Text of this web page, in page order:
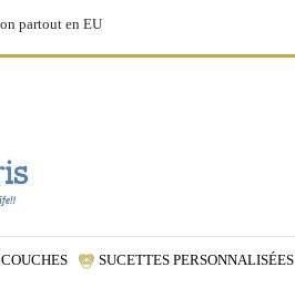
partout en EU
SUCETTES PERSONNALISÉES